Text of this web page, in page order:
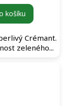
košíku
Crémant.
zeleného...